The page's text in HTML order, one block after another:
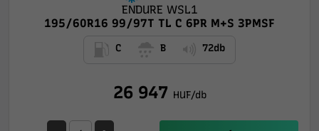
ENDURE WSL1
195/60R16 99/97T TL C 6PR M+S 3PMSF
C B 72db
26 947 HUF/db